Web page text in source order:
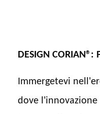
DESIGN
Immergetevi
dove l'innovazione